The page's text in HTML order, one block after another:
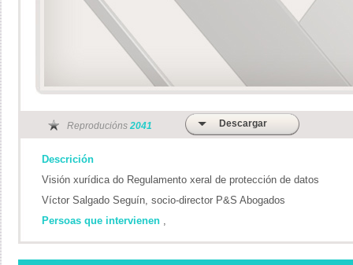
Reproducións 2041 Descargar
Descrición
Visión xurídica do Regulamento xeral de protección de datos
Víctor Salgado Seguín, socio-director P&S Abogados
Persoas que intervienen ,